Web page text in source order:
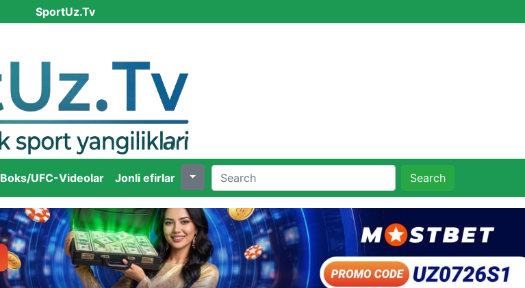
SportUz.Tv
Boks/UFC-Videolar Jonli efirlar Search